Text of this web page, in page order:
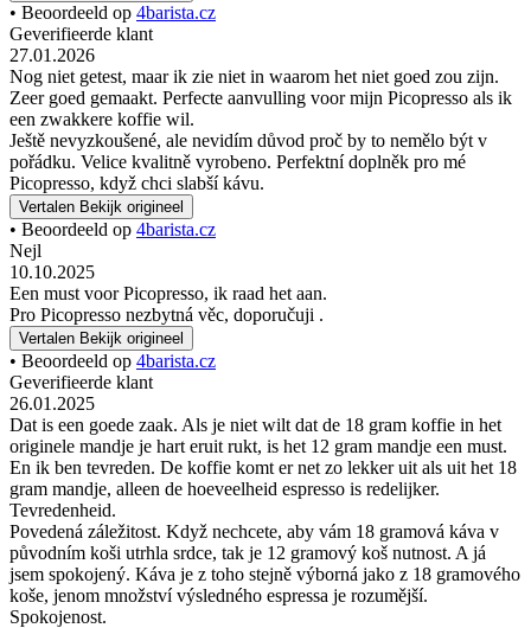
• Beoordeeld op 4barista.cz
Geverifieerde klant
27.01.2026
Nog niet getest, maar ik zie niet in waarom het niet goed zou zijn.
Zeer goed gemaakt. Perfecte aanvulling voor mijn Picopresso als ik
een zwakkere koffie wil.
Ještě nevyzkoušené, ale nevidím důvod proč by to nemělo být v
pořádku. Velice kvalitně vyrobeno. Perfektní doplněk pro mé
Picopresso, když chci slabší kávu.
Vertalen Bekijk origineel
• Beoordeeld op 4barista.cz
Nejl
10.10.2025
Een must voor Picopresso, ik raad het aan.
Pro Picopresso nezbytná věc, doporučuji .
Vertalen Bekijk origineel
• Beoordeeld op 4barista.cz
Geverifieerde klant
26.01.2025
Dat is een goede zaak. Als je niet wilt dat de 18 gram koffie in het
originele mandje je hart eruit rukt, is het 12 gram mandje een must.
En ik ben tevreden. De koffie komt er net zo lekker uit als uit het 18
gram mandje, alleen de hoeveelheid espresso is redelijker.
Tevredenheid.
Povedená záležitost. Když nechcete, aby vám 18 gramová káva v
původním koši utrhla srdce, tak je 12 gramový koš nutnost. A já
jsem spokojený. Káva je z toho stejně výborná jako z 18 gramového
koše, jenom množství výsledného espressa je rozumější.
Spokojenost.